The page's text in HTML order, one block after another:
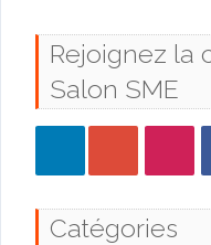
Rejoignez la
Salon SME
Catégories